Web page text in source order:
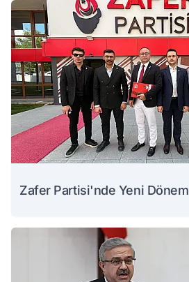
Zafer Partisi'nde Yeni Dönem